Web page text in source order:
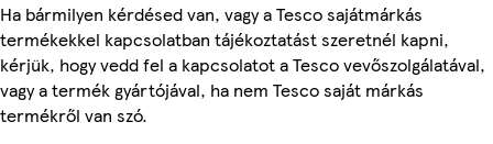
Ha bármilyen kérdésed van, vagy a Tesco sajátmárkás
termékekkel kapcsolatban tájékoztatást szeretnél kapni,
kérjük, hogy vedd fel a kapcsolatot a Tesco vevőszolgálatával,
vagy a termék gyártójával, ha nem Tesco saját márkás
termékről van szó.